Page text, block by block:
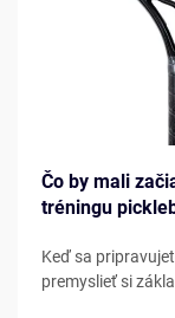
Čo by mali
tréningu
Keď sa
premyslieť si